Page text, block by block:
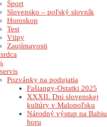
Šport
Slovensko – poľský slovník
Horoskop
Test
Vtipy
Zaujímavosti
Pozvánky na podujatia
Fašiangy-Ostatki 2025
XXXII. Dni slovenskej
kultúry v Malopoľsku
Národný výstup na Babiu
horu